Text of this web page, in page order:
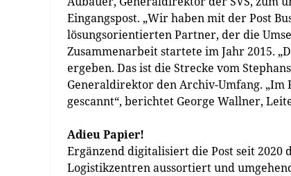
Eingangspost. „Wir haben mit der Post
lösungsorientierten Partner, der die
Zusammenarbeit startete im Jahr 2015.
ergeben. Das ist die Strecke vom
Generaldirektor den Archiv-Umfang.
gescannt“, berichtet George Wallner,
Adieu Papier!
Ergänzend digitalisiert die Post seit 2020
Logistikzentren aussortiert und